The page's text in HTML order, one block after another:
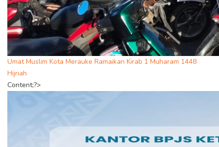
Umat Muslim Kota Merauke Ramaikan Kirab 1 Muharam 1448
Hijriah
Content;?>